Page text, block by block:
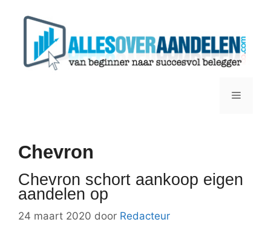
Menu
Chevron
Chevron schort aankoop eigen
aandelen op
24 maart 2020 door Redacteur